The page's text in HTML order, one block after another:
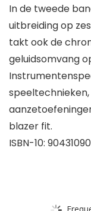
In de tweede
uitbreiding op
takt ook de
geluidsomvang
blazer fit.
ISBN-10: